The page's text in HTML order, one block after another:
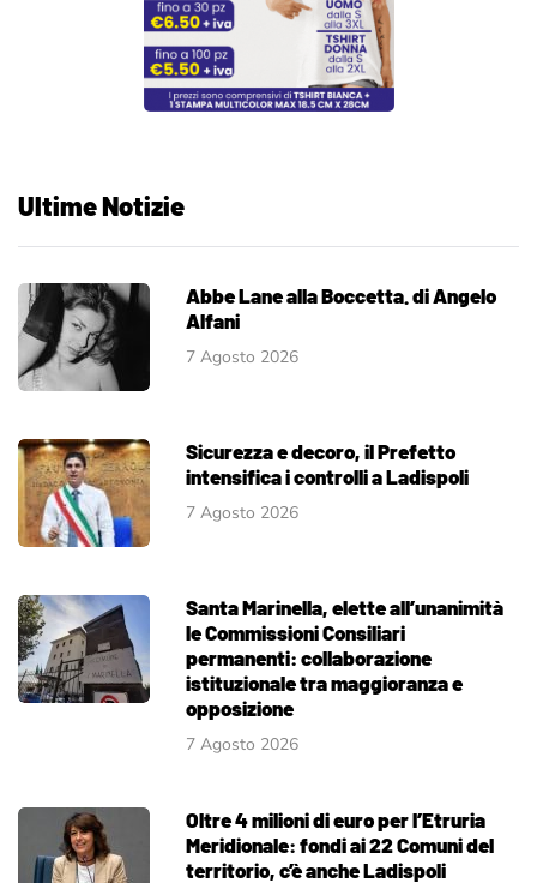
Ultime Notizie
Abbe Lane alla Boccetta. di Angelo
Alfani
7 Agosto 2026
Sicurezza e decoro, il Prefetto
intensifica i controlli a Ladispoli
7 Agosto 2026
Santa Marinella, elette all’unanimità
le Commissioni Consiliari
permanenti: collaborazione
istituzionale tra maggioranza e
opposizione
7 Agosto 2026
Oltre 4 milioni di euro per l’Etruria
Meridionale: fondi ai 22 Comuni del
territorio, c’è anche Ladispoli